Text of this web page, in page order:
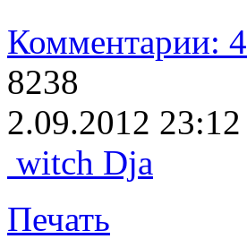
Комментарии: 4
8238
2.09.2012 23:12
witch Dja
Печать